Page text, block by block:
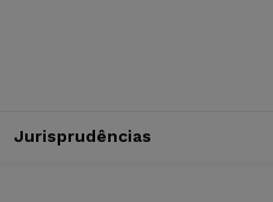
Jurisprudências